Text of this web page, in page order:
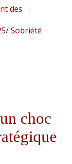
des
/Sobriété
choc